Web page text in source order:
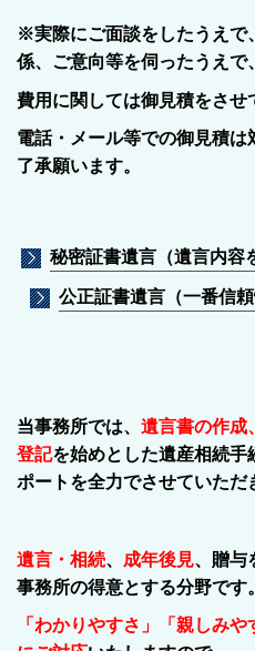
※実際にご面談をしたうえで
係、ご意向等を伺ったうえで、
費用に関しては御見積をさせ
電話・メール等での御見積
了承願います。
秘密証書遺言（遺言内容
公正証書遺言（一番信頼
当事務所では、 遺言書の作成
登記を始めとした遺産相続手
ポートを全力でさせていただ
遺言・相続、 成年後見、贈与
事務所の得意とする分野です。
「わかりやすさ」「親しみや